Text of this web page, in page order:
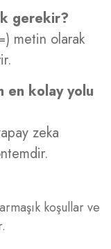
gerekir?
metin olarak
en kolay yolu
zeka
koşullar ve